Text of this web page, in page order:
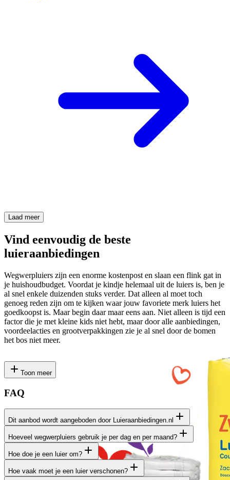
Laad meer
Vind eenvoudig de beste
luieraanbiedingen
Wegwerpluiers zijn een enorme kostenpost en slaan een flink gat in
je huishoudbudget. Voordat je kindje helemaal uit de luiers is, ben je
al snel enkele duizenden stuks verder. Dat alleen al moet toch
genoeg reden zijn om te kijken waar jouw favoriete merk luiers het
goedkoopst is. Maar begin daar maar eens aan. Niet alleen is tijd een
factor die je met kleine kids niet hebt, maar door alle aanbiedingen,
voordeelacties en grootverpakkingen zie je al snel door de bomen
het bos niet meer.
Toon meer
FAQ
Dit aanbod wordt aangeboden door Luieraanbiedingen.nl
Het productaanbod op deze pagina is afkomstig van onze
samenwerking met de websiteLuieraanbiedingen.nl
Hoeveel wegwerpluiers gebruik je per dag en per maand?
Je komt er al snel achter dat je heel wat wegwerpluiers gebruikt.
Vast meer dan je vooraf had gedacht. Zeker in het begin gebruik je
er heel wat. Gelukkig wordt dit al snel minder als je kindje ouder
Hoe doe je een luier om?
Een luier omdoen lijkt makkelijk, maar is zeker in het begin lastiger
Hoe vaak moet je een luier verschonen?